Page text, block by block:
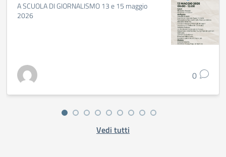
A SCUOLA DI GIORNALISMO 13 e 15 maggio
2026
0
Vedi tutti